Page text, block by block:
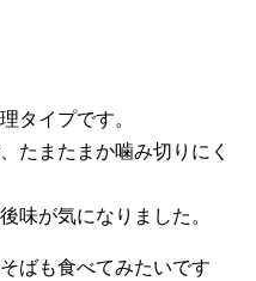
タイプです。
たまたまか噛み切りにく
味が気になりました。
ばも食べてみたいです